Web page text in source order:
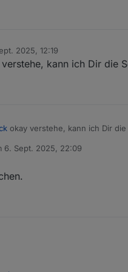
der Seriennummer.
2025, 12:19
kann ich Dir die
okay verstehe, kann ich Dir
6. Sept. 2025, 22:09
von